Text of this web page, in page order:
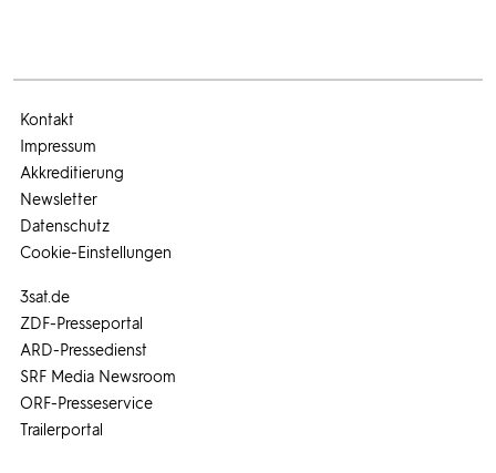
3sat.de
ZDF-Presseportal
ARD-Pressedienst
SRF Media Newsroom
ORF-Presseservice
Trailerportal
Kontakt
Impressum
Akkreditierung
Newsletter
Datenschutz
Cookie-Einstellungen